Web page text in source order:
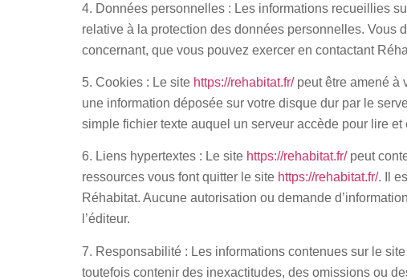
4. Données personnelles : Les informations recueillies
relative à la protection des données personnelles. Vous
concernant, que vous pouvez exercer en contactant
5. Cookies : Le site https://rehabitat.fr/peut être amené à
une information déposée sur votre disque dur par le
simple fichier texte auquel un serveur accède pour lire
6. Liens hypertextes : Le site https://rehabitat.fr/peut
ressources vous font quitter le site https://rehabitat.fr/. Il
Réhabitat. Aucune autorisation ou demande
l’éditeur.
7. Responsabilité : Les informations contenues sur le site
toutefois contenir des inexactitudes, des omissions ou